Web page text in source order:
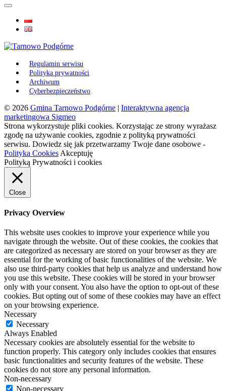
Regulamin serwisu
Polityka prywatności
Archiwum
Cyberbezpieczeństwo
© 2026 Gmina Tarnowo Podgórne | Interaktywna agencja
marketingowa Sigmeo
Strona wykorzystuje pliki cookies. Korzystając ze strony wyrażasz
zgodę na używanie cookies, zgodnie z polityką prywatności
serwisu. Dowiedz się jak przetwarzamy Twoje dane osobowe -
Polityka Cookies Akceptuję
Polityką Prywatności i cookies
Close
Privacy Overview
This website uses cookies to improve your experience while you
navigate through the website. Out of these cookies, the cookies that
are categorized as necessary are stored on your browser as they are
essential for the working of basic functionalities of the website. We
also use third-party cookies that help us analyze and understand how
you use this website. These cookies will be stored in your browser
only with your consent. You also have the option to opt-out of these
cookies. But opting out of some of these cookies may have an effect
on your browsing experience.
Necessary
Necessary
Always Enabled
Necessary cookies are absolutely essential for the website to
function properly. This category only includes cookies that ensures
basic functionalities and security features of the website. These
cookies do not store any personal information.
Non-necessary
Non-necessary